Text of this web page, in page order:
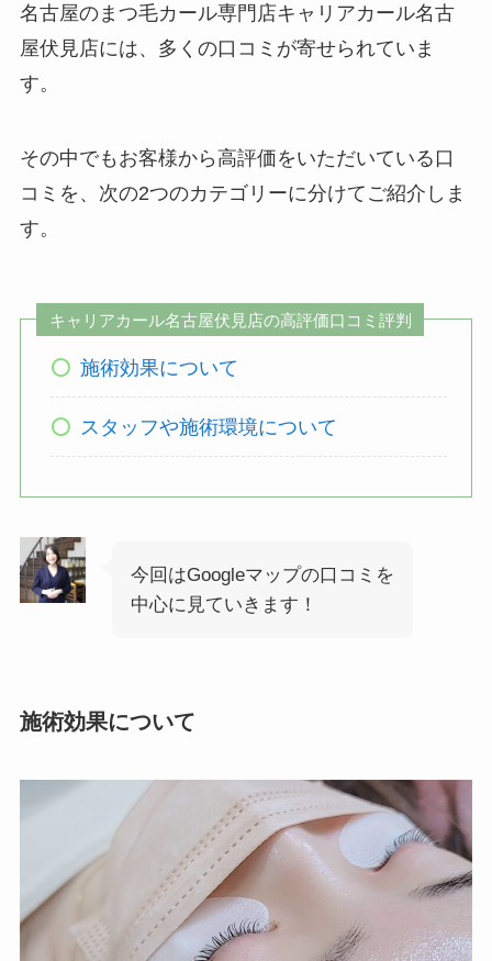
名古屋のまつ毛カール専門店キャリアカール名古
屋伏見店には、多くの口コミが寄せられていま
す。
その中でもお客様から高評価をいただいている口
コミを、次の2つのカテゴリーに分けてご紹介しま
す。
キャリアカール名古屋伏見店の高評価口コミ評判
施術効果について
スタッフや施術環境について
今回はGoogleマップの口コミを
中心に見ていきます！
施術効果について